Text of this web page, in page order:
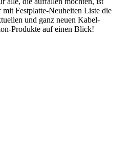
Festplatte-Neuheiten Liste die
und ganz neuen Kabel-
Produkte auf einen Blick!